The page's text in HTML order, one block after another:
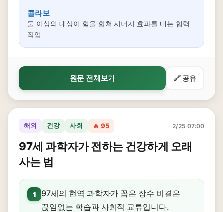
콜라보
둘 이상의 대상이 힘을 합쳐 시너지 효과를 내는 협력
작업
원문 전체보기 🔗 공유
해외 건강 사회 🔥 95 2/25 07:00
97세 과학자가 전하는 건강하게 오래
사는 법
1
97세의 현역 과학자가 꼽은 장수 비결은
끊임없는 학습과 사회적 교류입니다.